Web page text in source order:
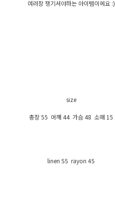
여러장 쟁기셔야하는 아이템이에요 :)
size
총장 55 어깨 44 가슴 48 소매 15
linen 55 rayon 45